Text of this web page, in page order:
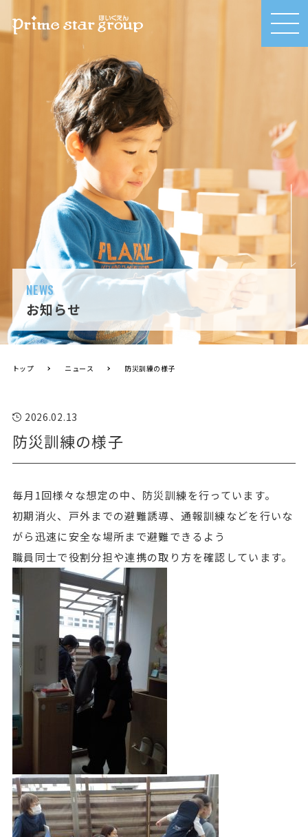
MEN
U
NEWS
お知らせ
トップ ニュース 防災訓練の様子
2026.02.13
防災訓練の様子
毎月1回様々な想定の中、防災訓練を行っています。
初期消火、戸外までの避難誘導、通報訓練などを行いな
がら迅速に安全な場所まで避難できるよう
職員同士で役割分担や連携の取り方を確認しています。